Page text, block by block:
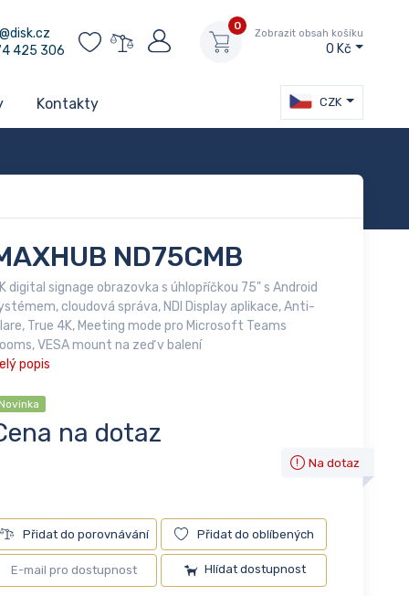
425 306
0
Zobrazit obsah košíku
0 Kč
Kontakty CZK
ND75CMB
digital signage obrazovka s úhlopříčkou 75" s Android
cloudová správa, NDI Display aplikace, Anti-
True 4K, Meeting mode pro Microsoft Teams
VESA mount na zeď v balení
popis
na dotaz
Na dotaz
Přidat do porovnávání Přidat do oblíbených
Hlídat dostupnost